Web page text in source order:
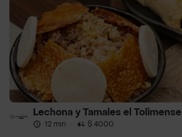
Lechona y Tamales el Tolimense
12 min · $ 4000